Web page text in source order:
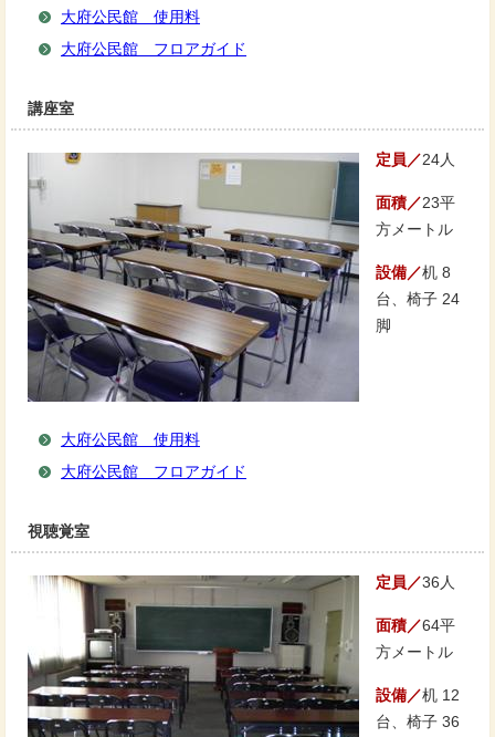
大府公民館 使用料
大府公民館 フロアガイド
講座室
定員／24人
面積／23平
方メートル
設備／机 8
台、椅子 24
脚
大府公民館 使用料
大府公民館 フロアガイド
視聴覚室
定員／36人
面積／64平
方メートル
設備／机 12
台、椅子 36